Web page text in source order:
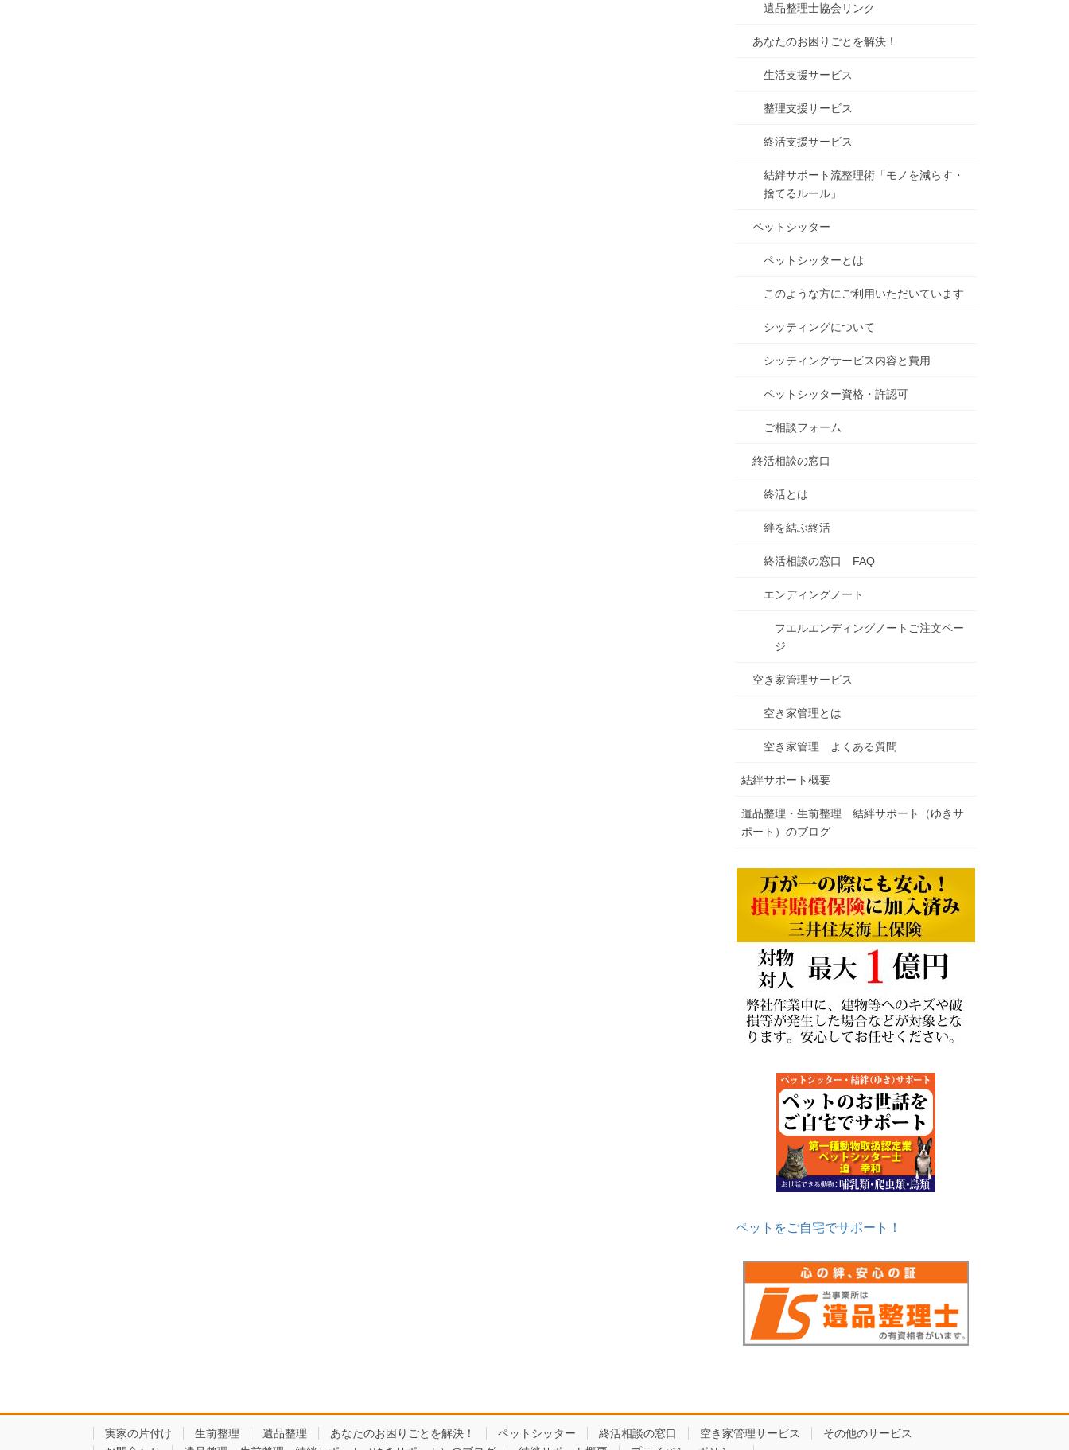
遺品整理士協会リンク
あなたのお困りごとを解決！
生活支援サービス
整理支援サービス
終活支援サービス
結絆サポート流整理術「モノを減らす・
捨てるルール」
ペットシッター
ペットシッターとは
このような方にご利用いただいています
シッティングについて
シッティングサービス内容と費用
ペットシッター資格・許認可
ご相談フォーム
終活相談の窓口
終活とは
絆を結ぶ終活
終活相談の窓口 FAQ
エンディングノート
フエルエンディングノートご注文ペー
ジ
空き家管理サービス
空き家管理とは
空き家管理 よくある質問
結絆サポート概要
遺品整理・生前整理 結絆サポート（ゆきサ
ポート）のブログ
ペットをご自宅でサポート！
実家の片付け 生前整理 遺品整理 あなたのお困りごとを解決！ ペットシッター 終活相談の窓口 空き家管理サービス
その他のサービス